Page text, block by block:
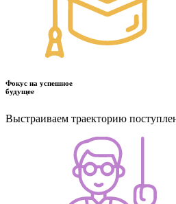
Фокус на успешное
будущее
Выстраиваем траекторию